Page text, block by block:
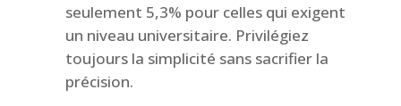
seulement 5,3% pour celles qui exigent
un niveau universitaire. Privilégiez
toujours la simplicité sans sacrifier la
précision.